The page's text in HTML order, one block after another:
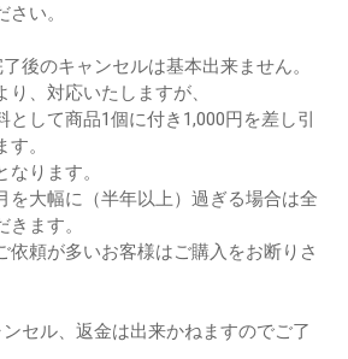
い。
後のキャンセルは基本出来ません。
、対応いたしますが、
して商品1個に付き1,000円を差し引
。
ります。
大幅に（半年以上）過ぎる場合は全
ます。
依頼が多いお客様はご購入をお断りさ
セル、返金は出来かねますのでご了